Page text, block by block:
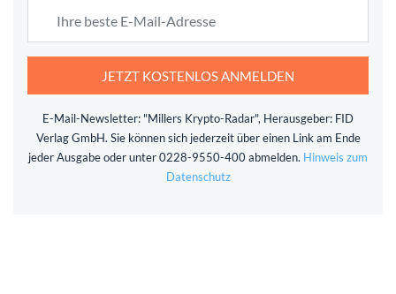
JETZT KOSTENLOS ANMELDEN
E-Mail-Newsletter: "Millers Krypto-Radar", Herausgeber: FID
Verlag GmbH. Sie können sich jederzeit über einen Link am Ende
jeder Ausgabe oder unter 0228-9550-400 abmelden. Hinweis zum
Datenschutz